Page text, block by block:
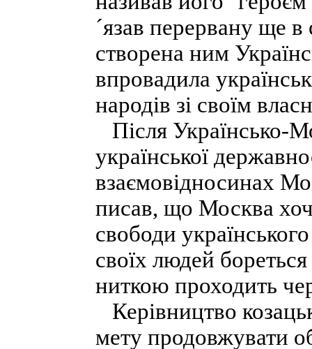
´язав перервану ще в
створена ним
впровадила
народів зі своїм
Після Українсько-
української
взаємовідносинах
писав, що Москва
свободи
своїх людей
ниткою проходить
Керівництво
мету продовжувати